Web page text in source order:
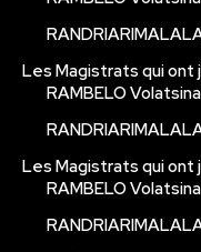
Les Magistrats qui ont
RAMBELO
Les Magistrats qui ont
RAMBELO